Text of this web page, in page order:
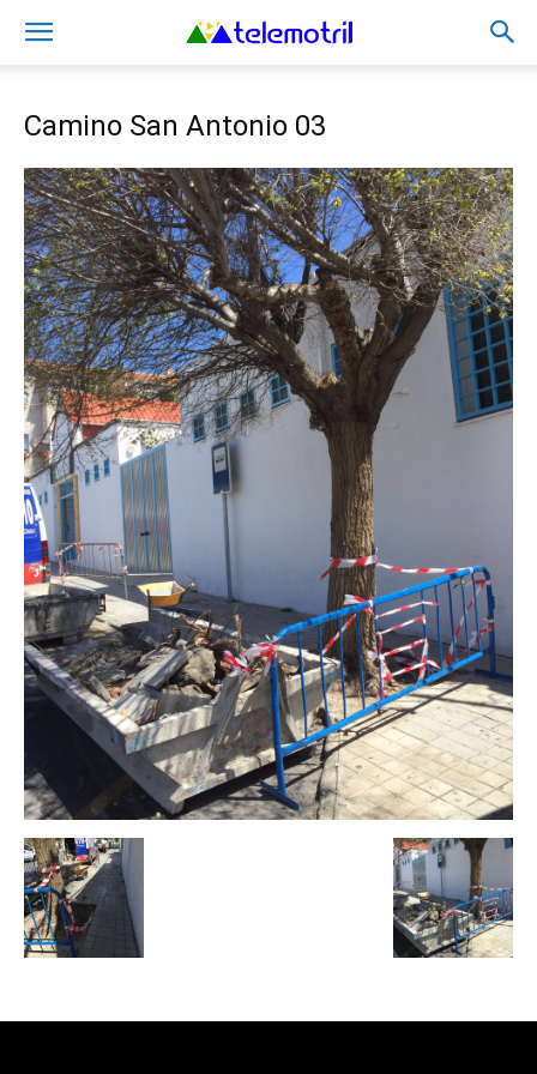
Camino San Antonio 03